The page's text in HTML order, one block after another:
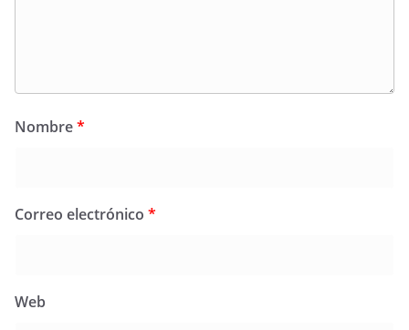
Nombre*
Correo electrónico *
Web